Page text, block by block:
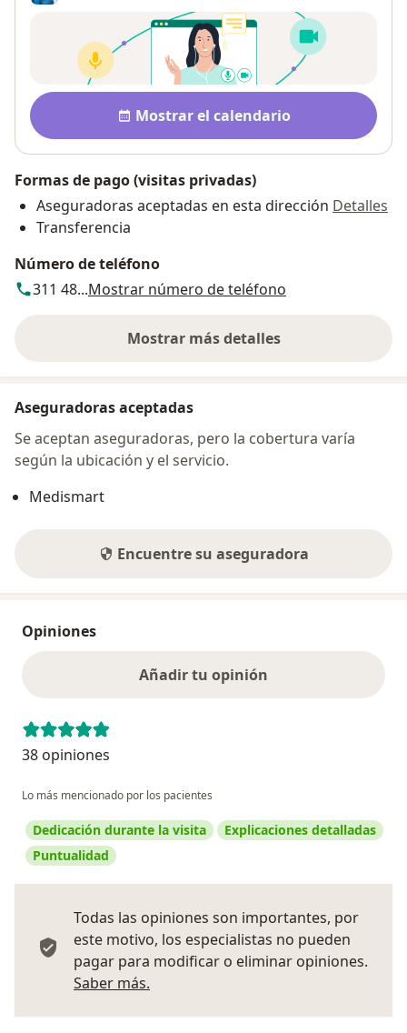
Pago después de la consulta
Disponibilidad
Mostrar el calendario
Formas de pago (visitas privadas)
Aseguradoras aceptadas en esta dirección Detalles
Transferencia
Número de teléfono
311 48...Mostrar número de teléfono
Mostrar más detalles
sobre la dirección
Aseguradoras aceptadas
Se aceptan aseguradoras, pero la cobertura varía
según la ubicación y el servicio.
Medismart
Encuentre su aseguradora
Opiniones
Añadir tu opinión
38 opiniones
Lo más mencionado por los pacientes
Dedicación durante la visita
Explicaciones detalladas
Puntualidad
Todas las opiniones son importantes, por
este motivo, los especialistas no pueden
pagar para modificar o eliminar opiniones.
Saber más.